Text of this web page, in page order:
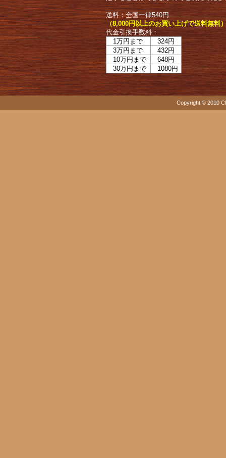
送料：全国一律540円
（8,000円以上のお買い上げで送料無料
代金引換手数料：
1万円まで
324円
3万円まで
432円
10万円まで
648円
30万円まで
1080円
Copyright © 2010